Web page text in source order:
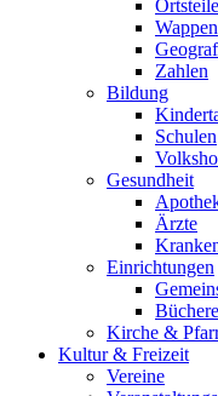
Ortsteile
Wappen
Zahlen
Bildung
Schulen
Gesundheit
Ärzte
Einrichtungen
Kirche &
Kultur & Freizeit
Vereine